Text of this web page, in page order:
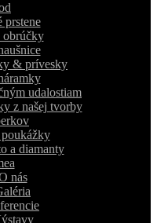
prstene
obrúčky
& prívesky
udalostiam
z našej tvorby
a diamanty
nás